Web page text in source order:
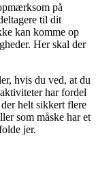
på
til dit
kan komme op
Her skal der
hvis du ved, at du
har fordel
helt sikkert flere
som måske har et
jer.